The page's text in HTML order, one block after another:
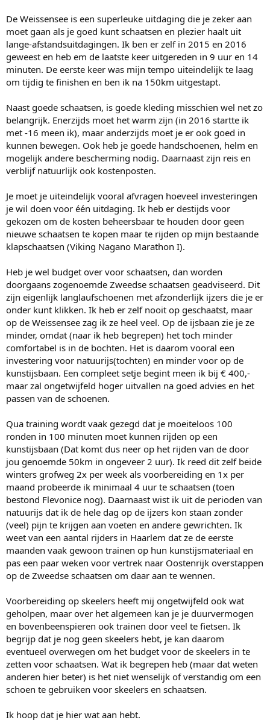
De Weissensee is een superleuke uitdaging die je zeker aan
moet gaan als je goed kunt schaatsen en plezier haalt uit
lange-afstandsuitdagingen. Ik ben er zelf in 2015 en 2016
geweest en heb em de laatste keer uitgereden in 9 uur en 14
minuten. De eerste keer was mijn tempo uiteindelijk te laag
om tijdig te finishen en ben ik na 150km uitgestapt.
Naast goede schaatsen, is goede kleding misschien wel net zo
belangrijk. Enerzijds moet het warm zijn (in 2016 startte ik
met -16 meen ik), maar anderzijds moet je er ook goed in
kunnen bewegen. Ook heb je goede handschoenen, helm en
mogelijk andere bescherming nodig. Daarnaast zijn reis en
verblijf natuurlijk ook kostenposten.
Je moet je uiteindelijk vooral afvragen hoeveel investeringen
je wil doen voor één uitdaging. Ik heb er destijds voor
gekozen om de kosten beheersbaar te houden door geen
nieuwe schaatsen te kopen maar te rijden op mijn bestaande
klapschaatsen (Viking Nagano Marathon I).
Heb je wel budget over voor schaatsen, dan worden
doorgaans zogenoemde Zweedse schaatsen geadviseerd. Dit
zijn eigenlijk langlaufschoenen met afzonderlijk ijzers die je er
onder kunt klikken. Ik heb er zelf nooit op geschaatst, maar
op de Weissensee zag ik ze heel veel. Op de ijsbaan zie je ze
minder, omdat (naar ik heb begrepen) het toch minder
comfortabel is in de bochten. Het is daarom vooral een
investering voor natuurijs(tochten) en minder voor op de
kunstijsbaan. Een compleet setje begint meen ik bij € 400,-
maar zal ongetwijfeld hoger uitvallen na goed advies en het
passen van de schoenen.
Qua training wordt vaak gezegd dat je moeiteloos 100
ronden in 100 minuten moet kunnen rijden op een
kunstijsbaan (Dat komt dus neer op het rijden van de door
jou genoemde 50km in ongeveer 2 uur). Ik reed dit zelf beide
winters grofweg 2x per week als voorbereiding en 1x per
maand probeerde ik minimaal 4 uur te schaatsen (toen
bestond Flevonice nog). Daarnaast wist ik uit de perioden van
natuurijs dat ik de hele dag op de ijzers kon staan zonder
(veel) pijn te krijgen aan voeten en andere gewrichten. Ik
weet van een aantal rijders in Haarlem dat ze de eerste
maanden vaak gewoon trainen op hun kunstijsmateriaal en
pas een paar weken voor vertrek naar Oostenrijk overstappen
op de Zweedse schaatsen om daar aan te wennen.
Voorbereiding op skeelers heeft mij ongetwijfeld ook wat
geholpen, maar over het algemeen kan je je duurvermogen
en bovenbeenspieren ook trainen door veel te fietsen. Ik
begrijp dat je nog geen skeelers hebt, je kan daarom
eventueel overwegen om het budget voor de skeelers in te
zetten voor schaatsen. Wat ik begrepen heb (maar dat weten
anderen hier beter) is het niet wenselijk of verstandig om een
schoen te gebruiken voor skeelers en schaatsen.
Ik hoop dat je hier wat aan hebt.